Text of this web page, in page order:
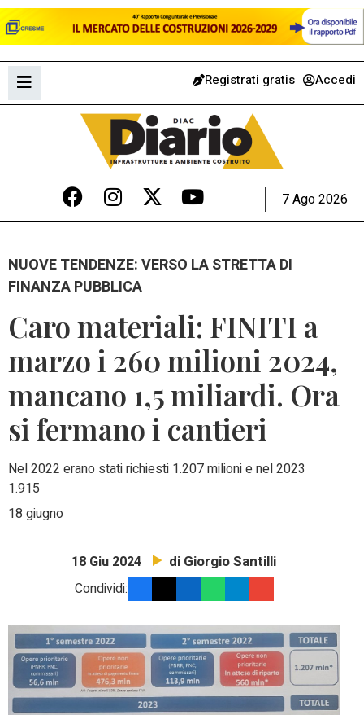
Registrati gratis Accedi
7 Ago 2026
NUOVE TENDENZE: VERSO LA STRETTA DI
FINANZA PUBBLICA
Caro materiali: FINITI a
marzo i 260 milioni 2024,
mancano 1,5 miliardi. Ora
si fermano i cantieri
Nel 2022 erano stati richiesti 1.207 milioni e nel 2023
1.915
18 giugno
18 Giu 2024 di Giorgio Santilli
Condividi: